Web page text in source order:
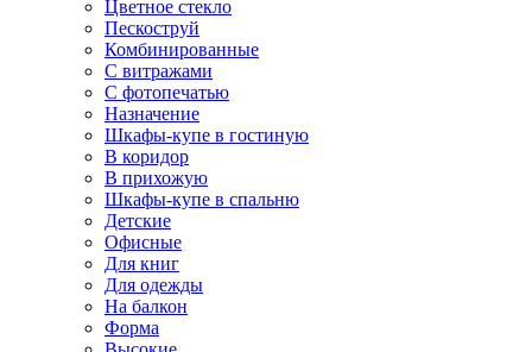
Цветное стекло
Пескоструй
Комбинированные
С витражами
С фотопечатью
Назначение
Шкафы-купе в гостиную
В коридор
В прихожую
Шкафы-купе в спальню
Детские
Офисные
Для книг
Для одежды
На балкон
Форма